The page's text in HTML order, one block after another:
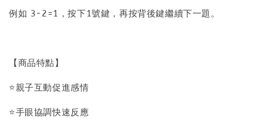
例如 3-2=1，按下1號鍵，再按背後鍵繼續下一題。
【商品特點】
⭐親子互動促進感情
⭐手眼協調快速反應